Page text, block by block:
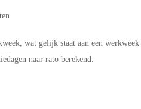
wat gelijk staat aan een
naar rato berekend.